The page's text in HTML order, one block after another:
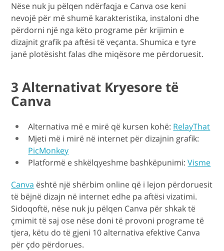
Nëse nuk ju pëlqen ndërfaqja e Canva ose keni
nevojë për më shumë karakteristika, instaloni dhe
përdorni një nga këto programe për krijimin e
dizajnit grafik pa aftësi të veçanta. Shumica e tyre
janë plotësisht falas dhe miqësore me përdoruesit.
3 Alternativat Kryesore të
Canva
Alternativa më e mirë që kursen kohë: RelayThat
Mjeti më i mirë në internet për dizajnin grafik:
PicMonkey
Platformë e shkëlqyeshme bashkëpunimi:Visme
Canva është një shërbim online që i lejon përdoruesit
të bëjnë dizajn në internet edhe pa aftësi vizatimi.
Sidoqoftë, nëse nuk ju pëlqen Canva për shkak të
çmimit të saj ose nëse doni të provoni programe të
tjera, këtu do të gjeni 10 alternativa efektive Canva
për çdo përdorues.